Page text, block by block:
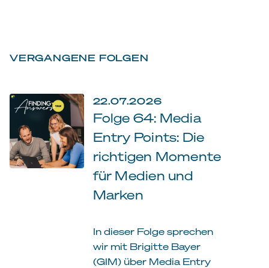
VERGANGENE FOLGEN
22.07.2026
Folge 64: Media
Entry Points: Die
richtigen Momente
für Medien und
Marken
In dieser Folge sprechen
wir mit Brigitte Bayer
(GIM) über Media Entry